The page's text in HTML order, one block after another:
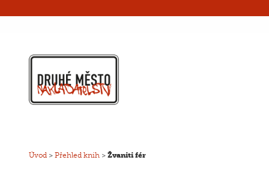
Úvod > Přehled knih > Žvaniti fér